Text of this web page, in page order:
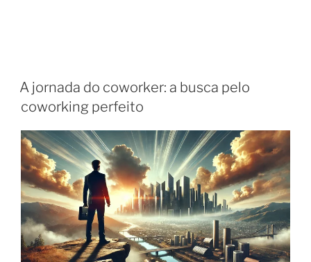
A jornada do coworker: a busca pelo
coworking perfeito